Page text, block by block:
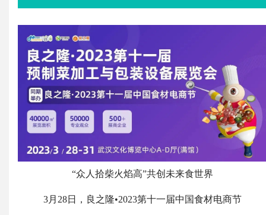
“众人拾柴火焰高”共创未来食世界
3月28日，良之隆•2023第十一届中国食材电商节